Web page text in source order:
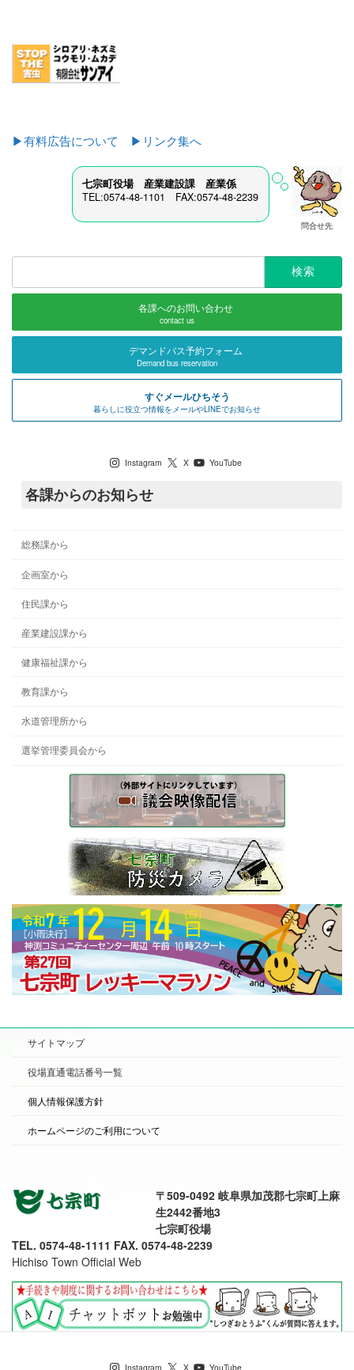
▶有料広告について ▶リンク集へ
問合せ先
七宗町役場 産業建設課 産業係
TEL:0574-48-1101 FAX:0574-48-2239
検
各課へのお問い合わせ
contact us
デマンドバス予約フォーム
Demand bus reservation
すぐメールひちそう
暮らしに役立つ情報をメールやLINEでお知らせ
Instagram X YouTube
各課からのお知らせ
総務課から
企画室から
住民課から
産業建設課から
健康福祉課から
教育課から
水道管理所から
選挙管理委員会から
サイトマップ
役場直通電話番号一覧
個人情報保護方針
ホームページのご利用について
〒509-0492 岐阜県加茂郡七宗町上麻
生2442番地3
七宗町役場
TEL. 0574-48-1111 FAX. 0574-48-2239
Hichiso Town Official Web
Instagram X YouTube